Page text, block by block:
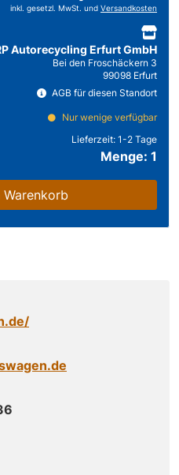
inkl. gesetzl. MwSt. und Versandkosten
Autorecycling Erfurt GmbH
Bei den Froschäckern 3
99098 Erfurt
AGB für diesen Standort
Nur wenige verfügbar
Lieferzeit: 1-2 Tage
Menge: 1
Warenkorb